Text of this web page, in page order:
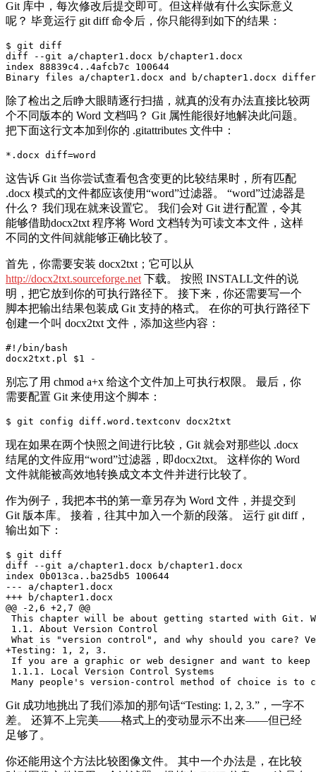
Git 库中，每次修改后提交即可。但这样做有什么实际意义
呢？ 毕竟运行 git diff 命令后，你只能得到如下的结果：
$ git diff
diff --git a/chapter1.docx b/chapter1.docx
index 88839c4..4afcb7c 100644
除了检出之后睁大眼睛逐行扫描，就真的没有办法直接比较两
个不同版本的 Word 文档吗？ Git 属性能很好地解决此问题。
把下面这行文本加到你的 .gitattributes 文件中：
*.docx diff=word
这告诉 Git 当你尝试查看包含变更的比较结果时，所有匹配
.docx 模式的文件都应该使用“word”过滤器。 “word”过滤器是
什么？ 我们现在就来设置它。 我们会对 Git 进行配置，令其
能够借助docx2txt 程序将 Word 文档转为可读文本文件，这样
不同的文件间就能够正确比较了。
首先，你需要安装 docx2txt；它可以从
http://docx2txt.sourceforge.net 下载。 按照 INSTALL文件的说
明，把它放到你的可执行路径下。 接下来，你还需要写一个
脚本把输出结果包装成 Git 支持的格式。 在你的可执行路径下
创建一个叫 docx2txt 文件，添加这些内容：
#!/bin/bash
别忘了用 chmod a+x 给这个文件加上可执行权限。 最后，你
需要配置 Git 来使用这个脚本：
现在如果在两个快照之间进行比较，Git 就会对那些以 .docx
结尾的文件应用“word”过滤器，即docx2txt。 这样你的 Word
文件就能被高效地转换成文本文件并进行比较了。
作为例子，我把本书的第一章另存为 Word 文件，并提交到
Git 版本库。 接着，往其中加入一个新的段落。 运行 git diff，
输出如下：
$ git diff
diff --git a/chapter1.docx b/chapter1.docx
index 0b013ca..ba25db5 100644
--- a/chapter1.docx
+++ b/chapter1.docx
@@ -2,6 +2,7 @@
This chapter will be about getting started with Git.
1.1. About Version Control
What is "version control", and why should you
+Testing: 1, 2, 3.
If you are a graphic or web designer and want to
1.1.1. Local Version Control Systems
Git 成功地挑出了我们添加的那句话“Testing: 1, 2, 3.”，一字不
差。 还算不上完美——格式上的变动显示不出来——但已经
足够了。
你还能用这个方法比较图像文件。 其中一个办法是，在比较